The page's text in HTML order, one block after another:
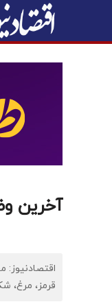
آخرین
قرمز، مرغ،